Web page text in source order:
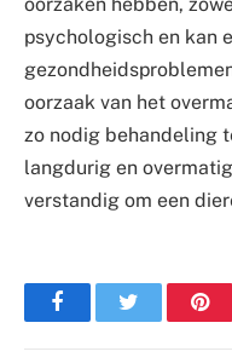
oorzaken hebben,
psychologisch en kan
oorzaak van het
zo nodig behandeling
langdurig en
verstandig om een
FacebookTwitter